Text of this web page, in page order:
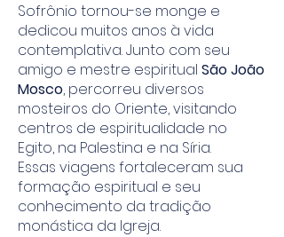
Sofrônio tornou-se monge e
dedicou muitos anos à vida
contemplativa. Junto com seu
amigo e mestre espiritual São João
Mosco, percorreu diversos
mosteiros do Oriente, visitando
centros de espiritualidade no
Egito, na Palestina e na Síria.
Essas viagens fortaleceram sua
formação espiritual e seu
conhecimento da tradição
monástica da Igreja.